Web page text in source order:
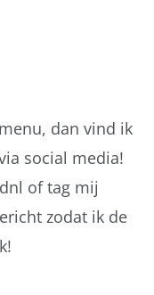
dan vind ik
social media!
of tag mij
zodat ik de